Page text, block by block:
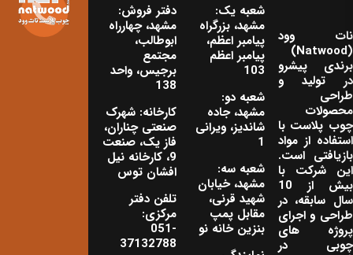
نات‌ وود
(Natwood)
برندی پیشرو
در تولید و
طراحی
محصولات
چوب پلاست با
استفاده از مواد
بازیافتی است.
این شرکت با
بیش از 10
سال سابقه، در
طراحی و اجرای
پروژه های
چوبی در
شعبه یک:
مشهد، بزرگراه
پیامبر اعظم،
پیامبر اعظم
103
شعبه دو:
مشهد، جاده
شاندیز، ویرانی
1
شعبه سه:
مشهد، خیابان
شهید قرنی،
مقابل پمپ
بنزین خانه نو
دفتر فروش:
مشهد، چهارراه
ابوطالب،
مجتمع
برجیس، واحد
138
کارخانه: شهرک
صنعتی چناران،
فاز یک، صنعت
9، کارخانه نیل
افشان توس
تلفن دفتر
مرکزی:
051-
37132788